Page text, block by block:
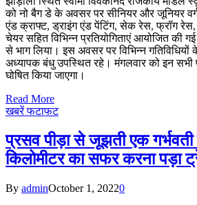
को नो बैग डे के अवसर पर सीनियर और जूनियर वर्ग
एंड क्राफ्ट, ड्राइंग एंड पेंटिंग, सेक रेस, फ्रॉग
चेयर सहित विभिन्न प्रतियोगिताएं आयोजित की गई
से भाग लिया। इस अवसर पर विभिन्न
अध्यापक बंधु उपस्थित रहे। मंगलवार को इन सभी
घोषित किया जाएगा।
Read More
खबरें फटाफट
प्रसव पीड़ा से जूझती एक गर्भवती
किलोमीटर का सफर करना पड़ा
By adminOctober 1, 20220